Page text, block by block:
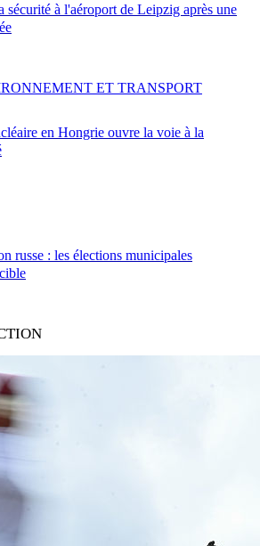
à l'aéroport de Leipzig après une
en Hongrie ouvre la voie à la
ET TRANSPORT
russe : les élections municipales